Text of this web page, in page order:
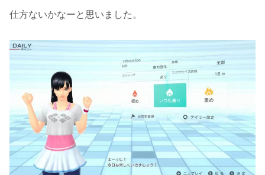
仕方ないかなーと思いました。